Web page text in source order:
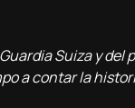
Suiza y del
a contar la